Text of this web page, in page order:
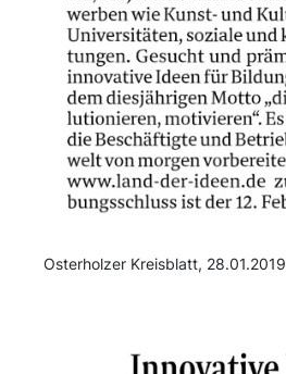
Osterholzer Kreisblatt, 28.01.2019